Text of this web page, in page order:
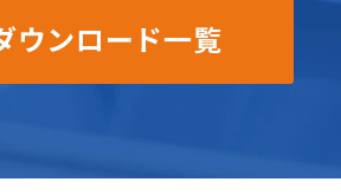
ウンロード一覧